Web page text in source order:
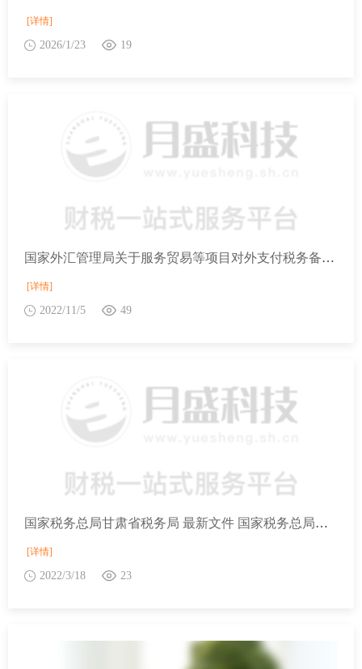
[详情]
2026/1/23 19
国家外汇管理局关于服务贸易等项目对外支付税务备案有关问题的补充公告
[详情]
2022/11/5 49
国家税务总局甘肃省税务局 最新文件 国家税务总局关于进一步实施小微企业“六税两费”减免政策有关征管问题的公告
[详情]
2022/3/18 23